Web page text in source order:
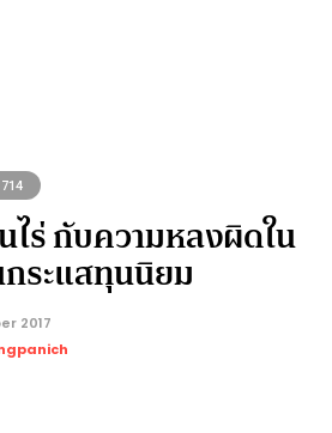
714
ร่ กับความหลงผิดใน
ระแสทุนนิยม
2017